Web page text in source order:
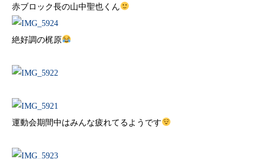
赤ブロック長の山中聖也くん
絶好調の梶原
運動会期間中はみんな疲れてるようです